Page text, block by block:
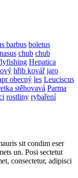
barbus boletus
chub chub
Hepatica
hřib kovář jaro
obecný les Leuciscus
stěhovavá Parma
rostliny rybaření
sit condim eser
un. Posi sectetut
consectetur, adipisci